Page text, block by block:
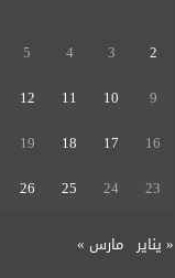
2
3
4
5
9
10
11
12
16
17
18
19
23
24
25
26
« يناير مارس »